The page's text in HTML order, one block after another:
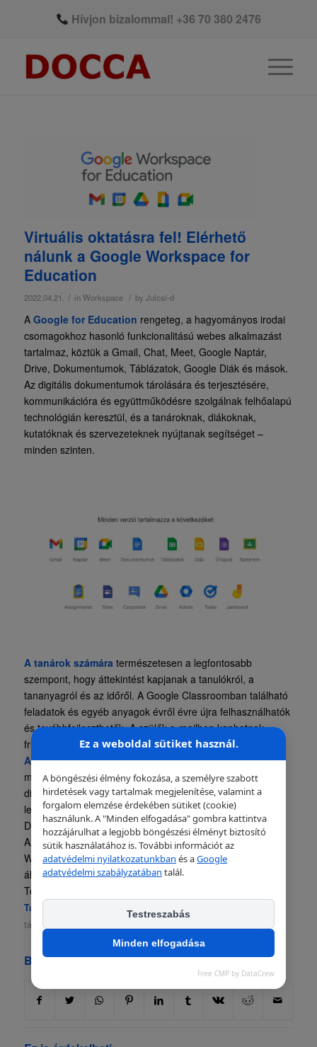
Hívjon bizalommal! +36 70 380 2476
Virtuális oktatásra fel! Elérhető
nálunk a Google Workspace for
Education
2022.04.21. / inWorkspace / by Julcsi-d
A Google for Education rengeteg, a hagyományos irodai
csomagokhoz hasonló funkcionalitású webes alkalmazást
tartalmaz, köztük a Gmail, Chat, Meet, Google Naptár,
Drive, Dokumentumok, Táblázatok, Google Diák és mások.
Az digitális dokumentumok tárolására és terjesztésére,
kommunikációra és együttműködésre szolgálnak felhőalapú
technológián keresztül, és a tanároknak, diákoknak,
kutatóknak és szervezeteknek nyújtanak segítséget –
minden szinten.
A tanárok számára természetesen a legfontosabb
szempont, hogy áttekintést kapjanak a tanulókról, a
tananyagról és az időről. A Google Classroomban található
feladatok és egyéb anyagok évről évre újra felhasználhatók
és továbbfejleszthetők. A szülők e-mailben kaphatnak
frissítéseket a diák tevékenységéről.
A diákok számáraelvégzendő feladatok átláthatóbbak,
mivel csak egy helyre kell bejelentkezniük. Emellett a
diákoknak nem kell időt tölteniük a dokumentumok
letöltésével és feltöltésével. A dokumentumok a Google
Drive-on vannak, és a böngészőben szerkeszthetők.
Az
alábbi hivatkozásra kattintvamostantól Google
Workspace for Education licenszekkel kapcsolatban is
állunk rendelkezésre.
További részletekről
Tags: Gsuite
táblázatok
Bejegyzés megosztása
Ez a weboldal sütiket használ.
A böngészési élmény fokozása, a személyre szabott
hirdetések vagy tartalmak megjelenítése, valamint a
forgalom elemzése érdekében sütiket (cookie)
használunk. A "Minden elfogadása" gombra kattintva
hozzájárulhat a legjobb böngészési élményt biztosító
sütik használatához is. További információt az
adatvédelmi nyilatkozatunkban és aGoogle
adatvédelmi szabályzatában talál.
Minden elfogadása
Testreszabás
Free CMP by DataCrew